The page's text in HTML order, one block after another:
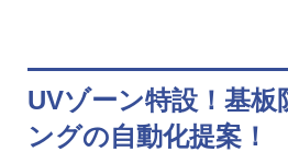
UVゾーン特設！基板
ングの自動化提案！